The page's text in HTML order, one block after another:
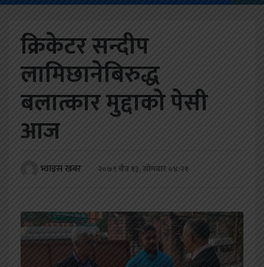
प्रदेश
अर्थतंत्र
क्रिकेटर सन्दीप
लामिछानेबिरुद्ध
बलात्कार मुद्दाको पेसी
आज
भ्वाइस खबर २०७९ चैत्र १३, सोमबार ०४:२१